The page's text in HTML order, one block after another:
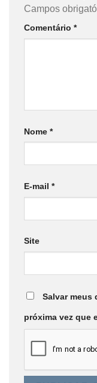
Campos
Comentário *
Nome *
E-mail *
Site
Salvar meus
próxima vez que